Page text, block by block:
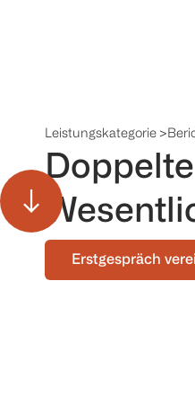
Leistungskategorie >
Doppelte
Erstgespräch